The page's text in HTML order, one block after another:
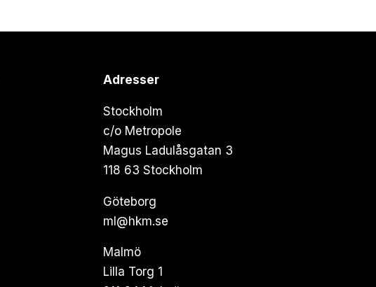
Adresser
Stockholm
c/o Metropole
Magus Ladulåsgatan 3
118 63 Stockholm
Göteborg
ml@hkm.se
Malmö
Lilla Torg 1